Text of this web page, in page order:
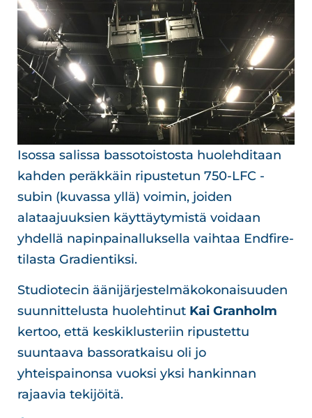
Isossa salissa bassotoistosta huolehditaan
kahden peräkkäin ripustetun 750-LFC -
subin (kuvassa yllä) voimin, joiden
alataajuuksien käyttäytymistä voidaan
yhdellä napinpainalluksella vaihtaa Endfire-
tilasta Gradientiksi.
Studiotecin äänijärjestelmäkokonaisuuden
suunnittelusta huolehtinut Kai Granholm
kertoo, että keskiklusteriin ripustettu
suuntaava bassoratkaisu oli jo
yhteispainonsa vuoksi yksi hankinnan
rajaavia tekijöitä.